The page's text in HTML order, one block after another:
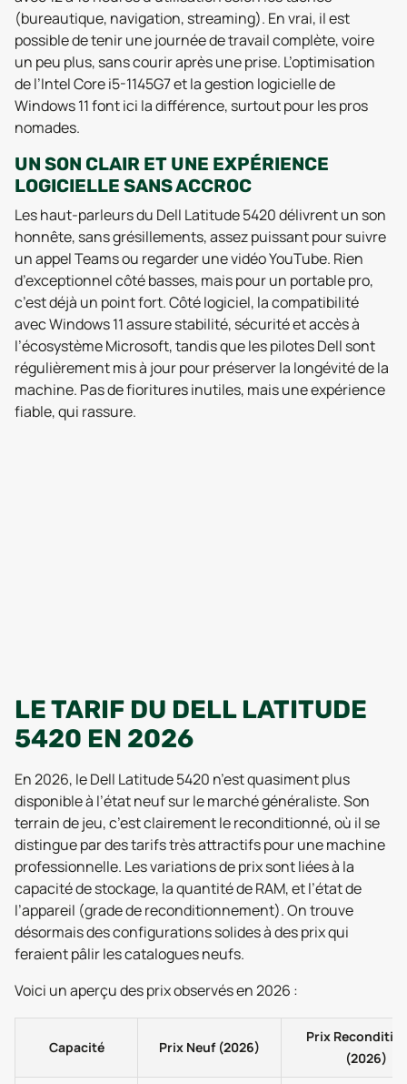
(bureautique, navigation, streaming). En vrai, il est
possible de tenir une journée de travail complète, voire
un peu plus, sans courir après une prise. L’optimisation
de l’Intel Core i5-1145G7 et la gestion logicielle de
Windows 11 font ici la différence, surtout pour les pros
nomades.
UN SON CLAIR ET UNE EXPÉRIENCE
LOGICIELLE SANS ACCROC
Les haut-parleurs du Dell Latitude 5420 délivrent un son
honnête, sans grésillements, assez puissant pour suivre
un appel Teams ou regarder une vidéo YouTube. Rien
d’exceptionnel côté basses, mais pour un portable pro,
c’est déjà un point fort. Côté logiciel, la compatibilité
avec Windows 11 assure stabilité, sécurité et accès à
l’écosystème Microsoft, tandis que les pilotes Dell sont
régulièrement mis à jour pour préserver la longévité de la
machine. Pas de fioritures inutiles, mais une expérience
fiable, qui rassure.
LE TARIF DU DELL LATITUDE
5420 EN 2026
En 2026, le Dell Latitude 5420 n’est quasiment plus
disponible à l’état neuf sur le marché généraliste. Son
terrain de jeu, c’est clairement le reconditionné, où il se
distingue par des tarifs très attractifs pour une machine
professionnelle. Les variations de prix sont liées à la
capacité de stockage, la quantité de RAM, et l’état de
l’appareil (grade de reconditionnement). On trouve
désormais des configurations solides à des prix qui
feraient pâlir les catalogues neufs.
Voici un aperçu des prix observés en 2026 :
Capacité Prix Neuf (2026)
Prix
(2026)